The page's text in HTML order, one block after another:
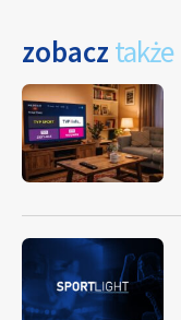
zobacz także